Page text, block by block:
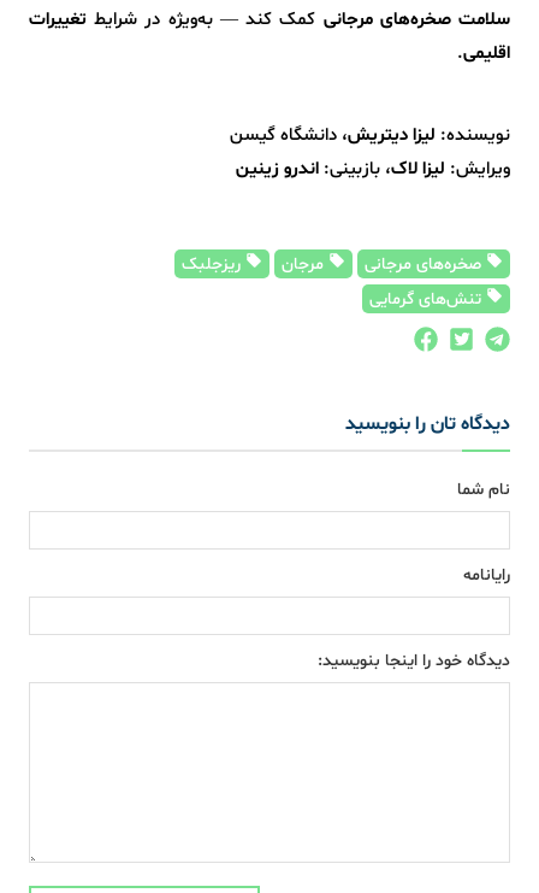
سلامت صخره‌های مرجانی کمک کند — به‌ویژه در شرایط تغییرات
اقلیمی.
نویسنده: لیزا دیتریش، دانشگاه گیسن
ویرایش: لیزا لاک، بازبینی: اندرو زینین
صخره‌های مرجانی مرجان‌
ریزجلبک‌
تنش‌های گرمایی
دیدگاه تان را بنویسید
نام شما
رایانامه
دیدگاه خود را اینجا بنویسید: